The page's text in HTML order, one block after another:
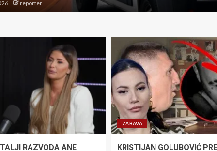
reporter
RAZVODA ANE
ZABAVA
KRISTIJAN GOLUBOVIĆ